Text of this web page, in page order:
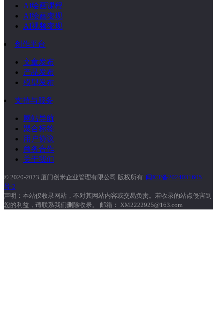
AI绘画课程
AI绘画变现
AI视频变现
创作平台
文章发布
产品发布
模型发布
支持与服务
网站导航
聚合标签
用户协议
商务合作
关于我们
© 2020-2023 厦门创米企业管理有限公司 版权所有 闽ICP备2024031605
号-2
声明：本站仅收录网站，不对其网站内容或交易负责。若收录的站点侵害到
您的利益，请联系我们删除收录。 邮箱： XM2222925@163.com